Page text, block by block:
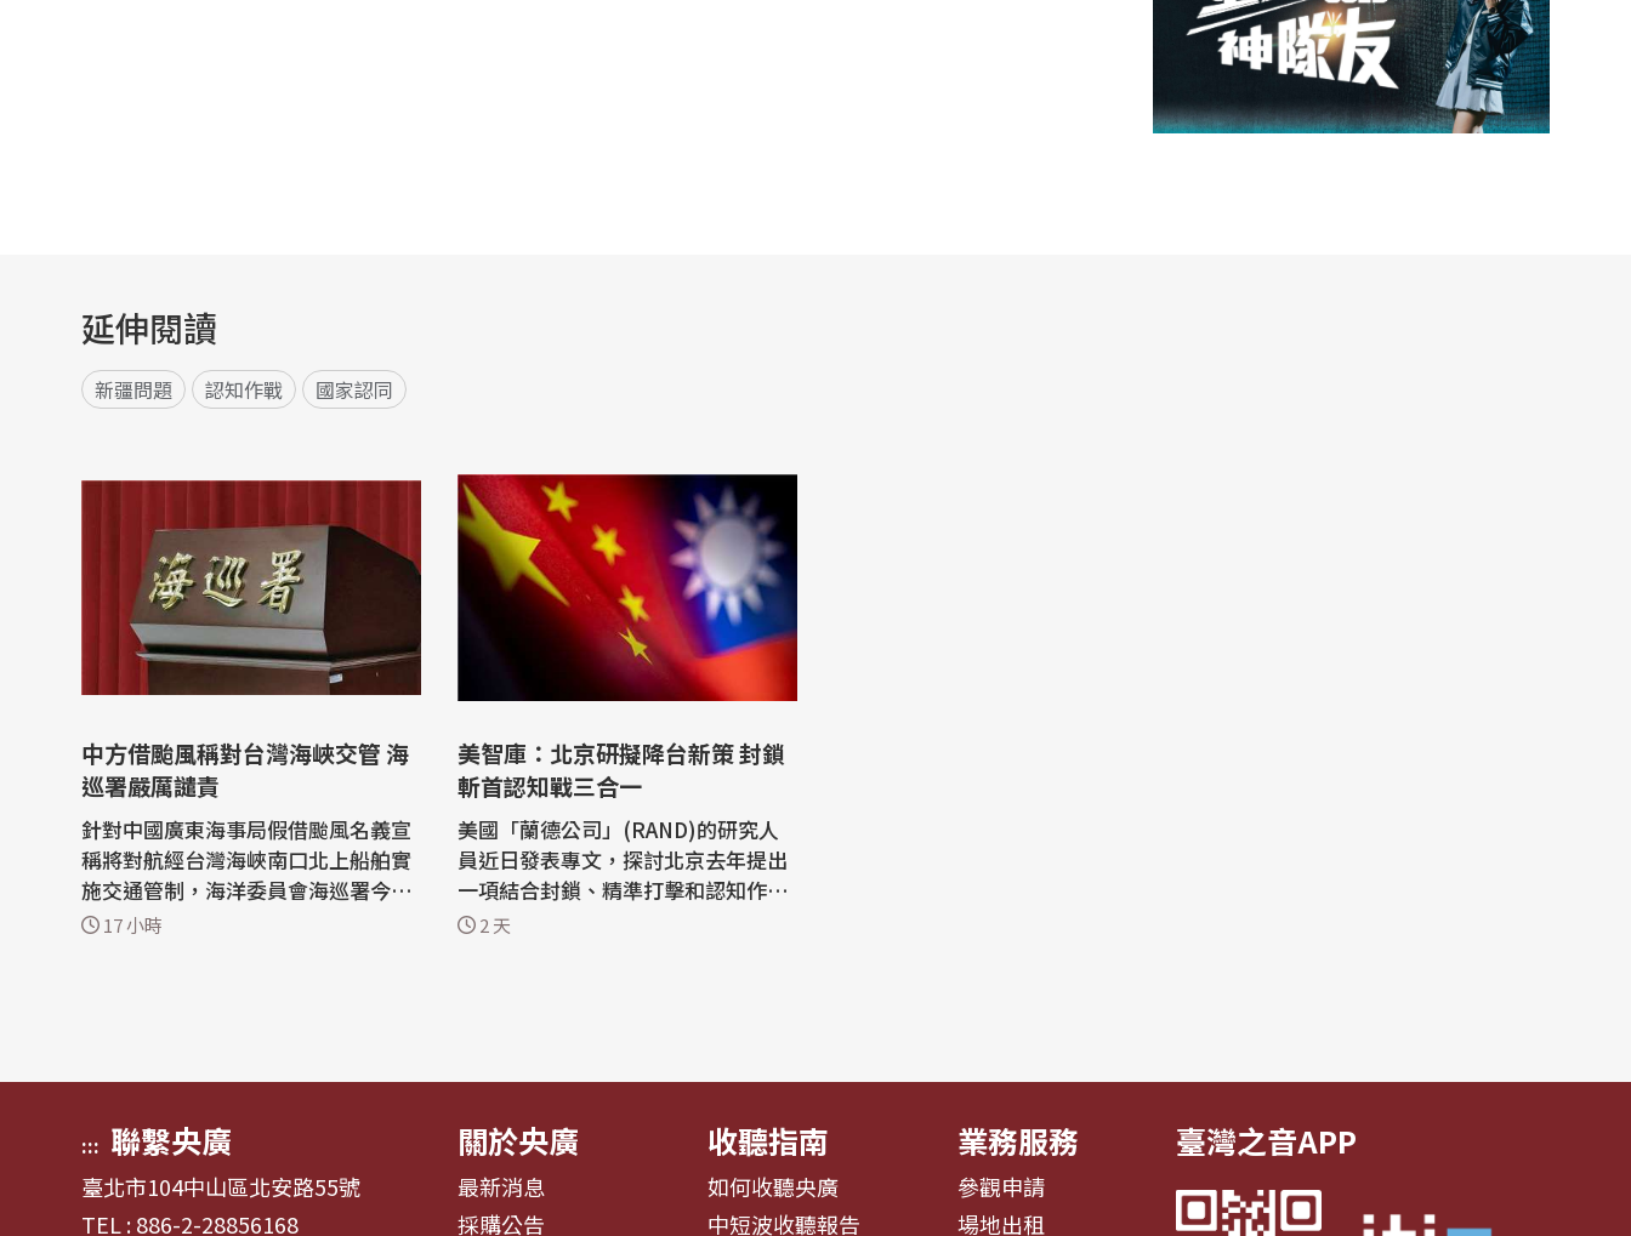
延伸閱讀
新疆問題 認知作戰 國家認同
中方借颱風稱對台灣海峽交管 海
巡署嚴厲譴責
針對中國廣東海事局假借颱風名義宣
稱將對航經台灣海峽南口北上船舶實
施交通管制，海洋委員會海巡署今天
(7日)駁斥，指中國無權在台灣海峽實
17 小時
美智庫：北京研擬降台新策 封鎖
斬首認知戰三合一
美國「蘭德公司」(RAND)的研究人
員近日發表專文，探討北京去年提出
一項結合封鎖、精準打擊和認知作戰
等方式迅速降服台北的軍事概念，側
2 天
::: 聯繫央廣
臺北市104中山區北安路55號
TEL : 886-2-28856168
關於央廣
最新消息
採購公告
收聽指南
如何收聽央廣
中短波收聽報告
業務服務
參觀申請
場地出租
臺灣之音APP